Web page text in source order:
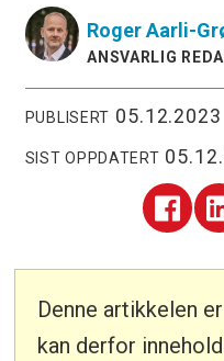
RogerAarli-
ANSVARLIG
PUBLISERT
SIST OPPDATERT
Denne artikkelen
kan derfor